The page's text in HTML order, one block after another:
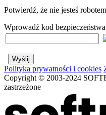
Potwierdź, że nie jesteś robotem
Wprowadź kod
Polityka prywatności i cookies
Copyright © 2003-2024
zastrzeżone